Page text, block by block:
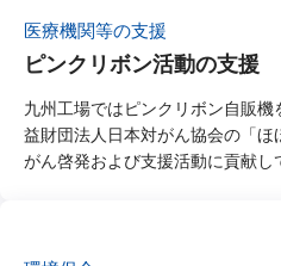
医療機関等の支援
ピンクリボン活動の支援
九州工場ではピンクリボン自販
益財団法人日本対がん協会の「
がん啓発および支援活動に貢献し